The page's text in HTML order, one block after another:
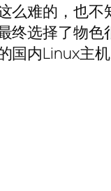
么难的，也
终选择了物
国内Linux主机